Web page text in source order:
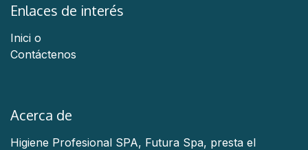
Enlaces de interés
Inici o
Contáctenos
Acerca de
Higiene Profesional SPA, Futura Spa, presta el